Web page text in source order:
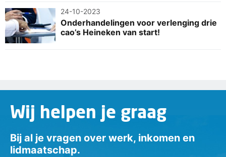
24-10-2023
Onderhandelingen voor verlenging drie
cao’s Heineken van start!
Wij helpen je graag
Bij al je vragen over werk, inkomen en
lidmaatschap.